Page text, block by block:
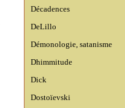
Décadences
DeLillo
Démonologie, satanisme
Dhimmitude
Dick
Dostoïevski